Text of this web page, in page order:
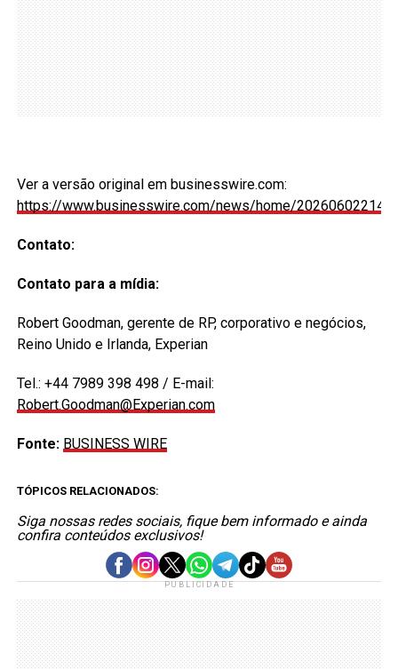
Ver a versão original em businesswire.com:
https://www.businesswire.com/news/home/
Contato:
Contato para a mídia:
Robert Goodman, gerente de RP, corporativo e negócios,
Reino Unido e Irlanda, Experian
Tel.: +44 7989 398 498 / E-mail:
Robert.Goodman@Experian.com
Fonte: BUSINESS WIRE
TÓPICOS RELACIONADOS:
Siga nossas redes sociais, fique bem informado e ainda
confira conteúdos exclusivos!
PUBLICIDADE